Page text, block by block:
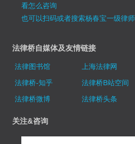
看怎么咨询
也可以扫码或者搜索杨春宝一级律
法律桥自媒体及友情链接
法律图书馆 上海法律网
法律桥-知乎
法律桥B站空间
法律桥微博
法律桥头条
关注&咨询